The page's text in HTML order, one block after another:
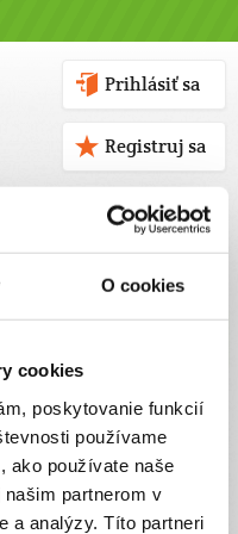
O cookies
cookies
poskytovanie funkcií
používame
ako používate naše
partnerom v
a analýzy. Títo partneri
Prihlásiť sa
Registruj sa
neváhajte kontaktovať